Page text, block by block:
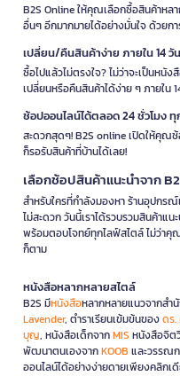
B2S Online ให้คุณเลือกซื้อสินค้าหล
อื่นๆ อีกมากมายได้อย่างมั่นใจ ด้วย
เปลี่ยน/คืนสินค้าง่าย ภายใน 14 วัน
ซื้อไปแล้วไม่ตรงใจ? ไม่ว่าจะเป็นห
เปลี่ยนหรือคืนสินค้าได้ง่าย ๆ ภายใน
ช้อปออนไลน์ได้ตลอด 24 ชั่วโมง ทุ
สะดวกสุดๆ! B2S online เปิดให้คุณ
ก็รอรับสินค้าที่บ้านได้เลย!
เลือกช้อปสินค้าแนะนำจาก
สำหรับใครที่กำลังมองหา ร้านอุปกร
ไม่สะดวก วันนี้เราได้รวบรวมสินค้าแ
พร้อมตอบโจทย์ทุกไลฟ์สไตล์ ไม่ว่าคุ
ก็ตาม
หนังสือหลากหลายสไตล์
B2S มีหนังสือหลากหลายแนวจากสำ
Lavender, ตำราเรียนเข้มข้นของดร
บุญ, หนังสือเด็กจากMIS หนังสือจิต
พัฒนาตนเองจากKOOB และวรรณ
ออนไลน์ได้อย่างง่ายดายเพียงคลิกเ